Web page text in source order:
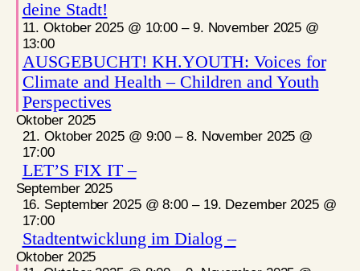
deine Stadt!
11. Oktober 2025 @ 10:00 – 9. November 2025 @
13:00
AUSGEBUCHT! KH.YOUTH: Voices for
Climate and Health – Children and Youth
Perspectives
Oktober 2025
21. Oktober 2025 @ 9:00 – 8. November 2025 @
17:00
LET’S FIX IT –
September 2025
16. September 2025 @ 8:00 – 19. Dezember 2025 @
17:00
Stadtentwicklung im Dialog –
Oktober 2025